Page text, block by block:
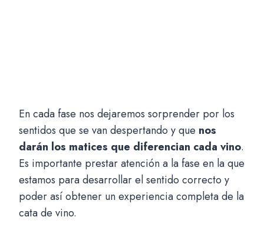
En cada fase nos dejaremos sorprender por los
sentidos que se van despertando y que nos
darán los matices que diferencian cada vino.
Es importante prestar atención a la fase en la que
estamos para desarrollar el sentido correcto y
poder así obtener un experiencia completa de la
cata de vino.